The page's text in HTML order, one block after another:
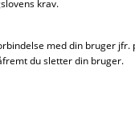
krav.
med din bruger
du sletter din bruger.